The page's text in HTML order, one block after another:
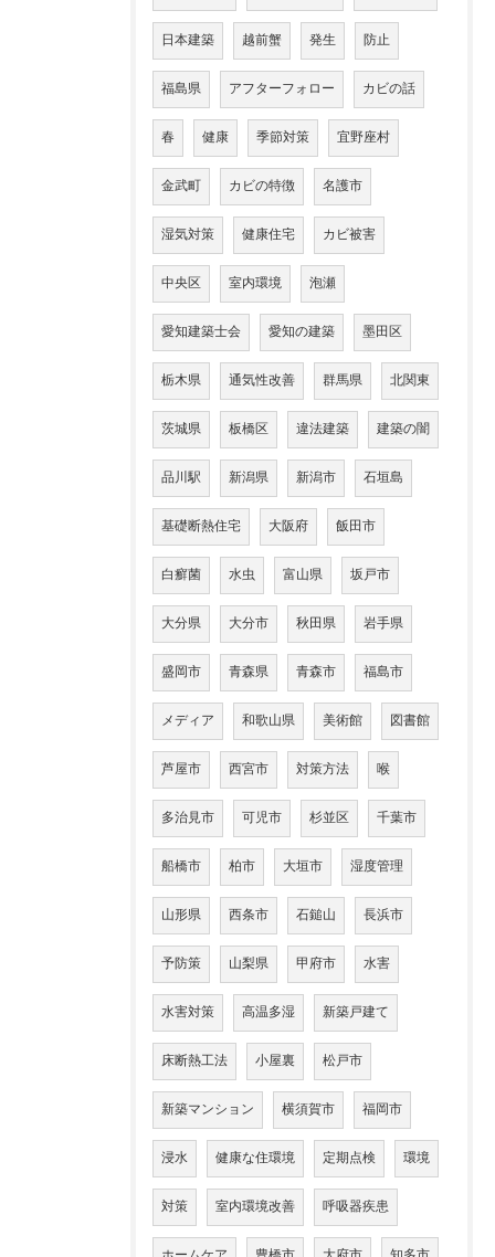
日本建築 越前蟹 発生 防止
福島県 アフターフォロー カビの話
春 健康 季節対策 宜野座村
金武町 カビの特徴 名護市
湿気対策 健康住宅 カビ被害
中央区 室内環境 泡瀬
愛知建築士会 愛知の建築 墨田区
栃木県 通気性改善 群馬県 北関東
茨城県 板橋区 違法建築 建築の闇
品川駅 新潟県 新潟市 石垣島
基礎断熱住宅 大阪府 飯田市
白癬菌 水虫 富山県 坂戸市
大分県 大分市 秋田県 岩手県
盛岡市 青森県 青森市 福島市
メディア 和歌山県 美術館 図書館
芦屋市 西宮市 対策方法 喉
多治見市 可児市 杉並区 千葉市
船橋市 柏市 大垣市 湿度管理
山形県 西条市 石鎚山 長浜市
予防策 山梨県 甲府市 水害
水害対策 高温多湿 新築戸建て
床断熱工法 小屋裏 松戸市
新築マンション 横須賀市 福岡市
浸水 健康な住環境 定期点検 環境
対策 室内環境改善 呼吸器疾患